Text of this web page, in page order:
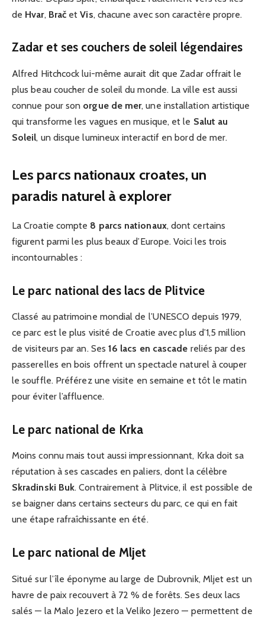
de Hvar, Brač etVis, chacune avec son caractère propre.
Zadar et ses couchers de soleil légendaires
Alfred Hitchcock lui-même aurait dit que Zadar offrait le
plus beau coucher de soleil du monde. La ville est aussi
connue pour son orgue de mer, une installation artistique
qui transforme les vagues en musique, et le Salut au
Soleil, un disque lumineux interactif en bord de mer.
Les parcs nationaux croates, un
paradis naturel à explorer
La Croatie compte 8 parcs nationaux, dont certains
figurent parmi les plus beaux d’Europe. Voici les trois
incontournables :
Le parc national des lacs de Plitvice
Classé au patrimoine mondial de l’UNESCO depuis 1979,
ce parc est le plus visité de Croatie avec plus d’1,5 million
de visiteurs par an. Ses16 lacs en cascade reliés par des
passerelles en bois offrent un spectacle naturel à couper
le souffle. Préférez une visite en semaine et tôt le matin
pour éviter l’affluence.
Le parc national de Krka
Moins connu mais tout aussi impressionnant, Krka doit sa
réputation à ses cascades en paliers, dont la célèbre
Skradinski Buk. Contrairement à Plitvice, il est possible de
se baigner dans certains secteurs du parc, ce qui en fait
une étape rafraîchissante en été.
Le parc national de Mljet
Situé sur l’île éponyme au large de Dubrovnik, Mljet est un
havre de paix recouvert à 72 % de forêts. Ses deux lacs
salés — la Malo Jezero et la Veliko Jezero — permettent de